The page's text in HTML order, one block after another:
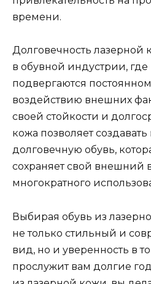
времени.
Долговечность лазерной
в обувной индустрии,
подвергаются
воздействию внешних
своей стойкости и
кожа позволяет
долговечную обувь,
сохраняет свой внешний
многократного
Выбирая обувь из
не только стильный и
вид, но и уверенность в
прослужит вам долгие